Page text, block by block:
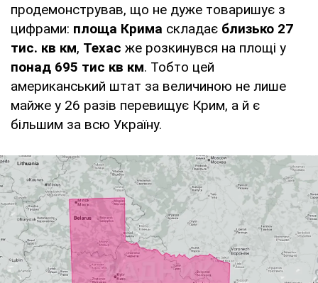
продемонстрував, що не дуже товаришує з
цифрами: площа Крима складає близько 27
тис. кв км, Техас же розкинувся на площі у
понад 695 тис кв км. Тобто цей
американський штат за величиною не лише
майже у 26 разів перевищує Крим, а й є
більшим за всю Україну.